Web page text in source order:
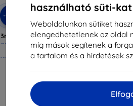
használható süti-
Weboldalunkon sütiket
elengedhetetlenek az oldal
míg mások segítenek a
a tartalom és a hirdetések
-10%
Kedvezmény
kuponnal
3mk Anti-Shock védőüveg
Méretre készítve
5 301 Ft
Raktáron > 5 darab
3mk